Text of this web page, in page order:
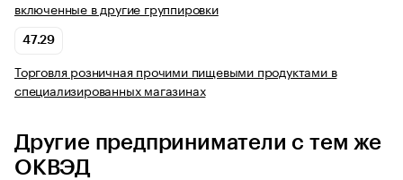
включенные в другие группировки
47.29
Торговля розничная прочими пищевыми продуктами в
специализированных магазинах
Другие предприниматели с тем же
ОКВЭД